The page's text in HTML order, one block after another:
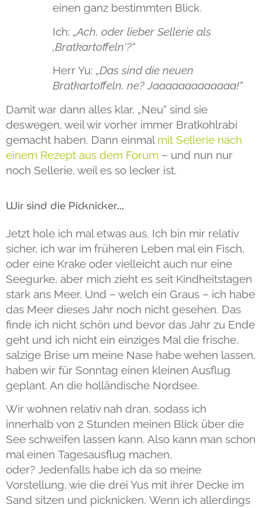
einen ganz bestimmten Blick.
Ich: „Ach, oder lieber Sellerie als
‚Bratkartoffeln‘?“
Herr Yu: „Das sind die neuen
Bratkartoffeln, ne? Jaaaaaaaaaaaaa!“
Damit war dann alles klar. „Neu“ sind sie
deswegen, weil wir vorher immer Bratkohlrabi
gemacht haben. Dann einmal mit Sellerie nach
einem Rezept aus dem Forum – und nun nur
noch Sellerie, weil es so lecker ist.
Wir sind die Picknicker...
Jetzt hole ich mal etwas aus. Ich bin mir relativ
sicher, ich war im früheren Leben mal ein Fisch,
oder eine Krake oder vielleicht auch nur eine
Seegurke, aber mich zieht es seit Kindheitstagen
stark ans Meer. Und – welch ein Graus – ich habe
das Meer dieses Jahr noch nicht gesehen. Das
finde ich nicht schön und bevor das Jahr zu Ende
geht und ich nicht ein einziges Mal die frische,
salzige Brise um meine Nase habe wehen lassen,
haben wir für Sonntag einen kleinen Ausflug
geplant. An die holländische Nordsee.
Wir wohnen relativ nah dran, sodass ich
innerhalb von 2 Stunden meinen Blick über die
See schweifen lassen kann. Also kann man schon
mal einen Tagesausflug machen,
oder? Jedenfalls habe ich da so meine
Vorstellung, wie die drei Yus mit ihrer Decke im
Sand sitzen und picknicken. Wenn ich allerdings